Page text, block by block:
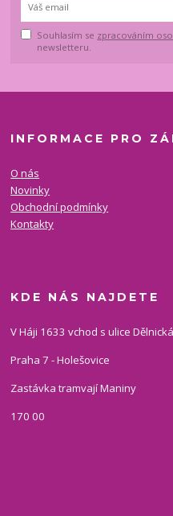
Souhlasím se zpracováním
newsletteru.
INFORMACE PRO
O nás
Novinky
Obchodní podmínky
Kontakty
KDE NÁS NAJDETE
V Háji 1633 vchod s ulice Dělnická
Praha 7 - Holešovice
Zastávka tramvají Maniny
170 00